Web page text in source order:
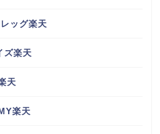
ッグ楽天
ズ楽天
天
楽天